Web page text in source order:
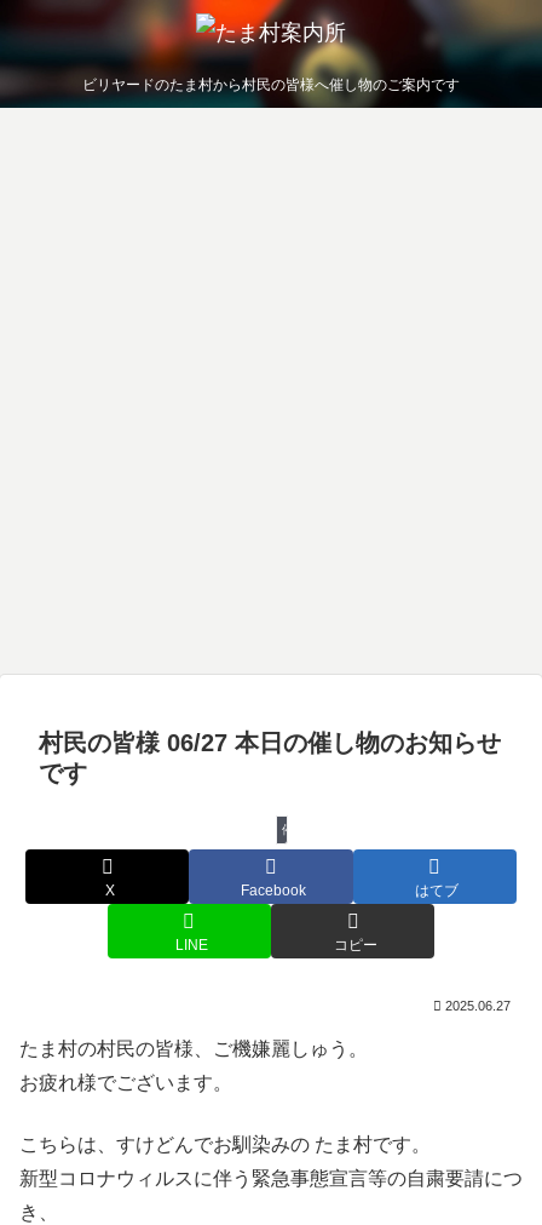
ビリヤードのたま村から村民の皆様へ催し物のご案内です
村民の皆様 06/27 本日の催し物のお知らせ
です
催し物
X Facebook はてブ
LINE コピー
2025.06.27
たま村の村民の皆様、ご機嫌麗しゅう。
お疲れ様でございます。
こちらは、すけどんでお馴染みの たま村です。
新型コロナウィルスに伴う緊急事態宣言等の自粛要請につ
き、